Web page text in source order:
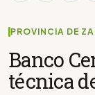
PROVINCIA DE
Banco
técnica